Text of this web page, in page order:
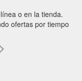
o en la tienda.
ofertas por tiempo